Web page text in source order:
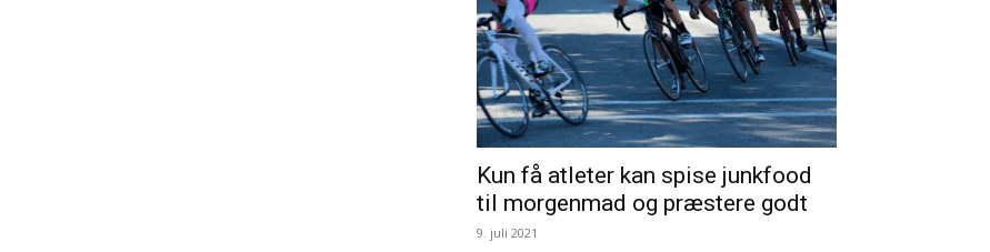
Kun få atleter kan spise junkfood
til morgenmad og præstere godt
9. juli 2021